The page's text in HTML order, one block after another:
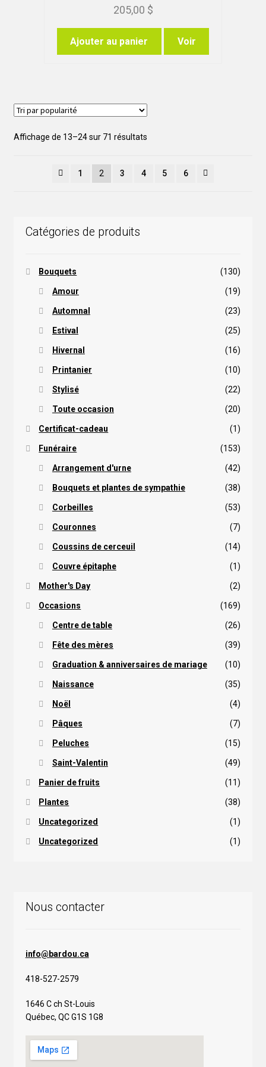
sur
page
205,00 $
Ajouter au panier Voir
Affichage de 13–24 sur 71 résultatsTrié
1
2 3 4 5 6
Catégories de produits
Bouquets (130)
Amour (19)
Automnal (23)
Estival (25)
Hivernal (16)
Printanier (10)
Stylisé (22)
Toute occasion (20)
Certificat-cadeau (1)
Funéraire (153)
Arrangement d'urne (42)
Bouquets et plantes de sympathie (38)
Corbeilles (53)
Couronnes (7)
Coussins de cerceuil (14)
Couvre épitaphe (1)
Mother's Day (2)
Occasions (169)
Centre de table (26)
Fête des mères (39)
Graduation & anniversaires de mariage (10)
Naissance (35)
Noël (4)
Pâques (7)
Peluches (15)
Saint-Valentin (49)
Panier de fruits (11)
Plantes (38)
Uncategorized (1)
Uncategorized (1)
Nous contacter
info@bardou.ca
418-527-2579
1646 C ch St-Louis
Québec, QC G1S 1G8